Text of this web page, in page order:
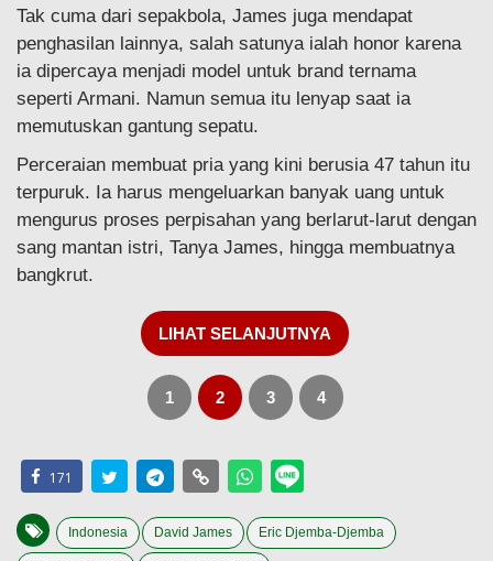
Tak cuma dari sepakbola, James juga mendapat
penghasilan lainnya, salah satunya ialah honor karena
ia dipercaya menjadi model untuk brand ternama
seperti Armani. Namun semua itu lenyap saat ia
memutuskan gantung sepatu.
Perceraian membuat pria yang kini berusia 47 tahun itu
terpuruk. Ia harus mengeluarkan banyak uang untuk
mengurus proses perpisahan yang berlarut-larut dengan
sang mantan istri, Tanya James, hingga membuatnya
bangkrut.
LIHAT SELANJUTNYA
1 2 3 4
171
Indonesia David James Eric Djemba-Djemba